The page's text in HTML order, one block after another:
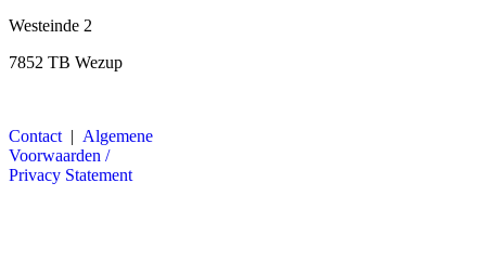
Westeinde 2
7852 TB Wezup
Contact | Algemene
Voorwaarden /
Privacy Statement